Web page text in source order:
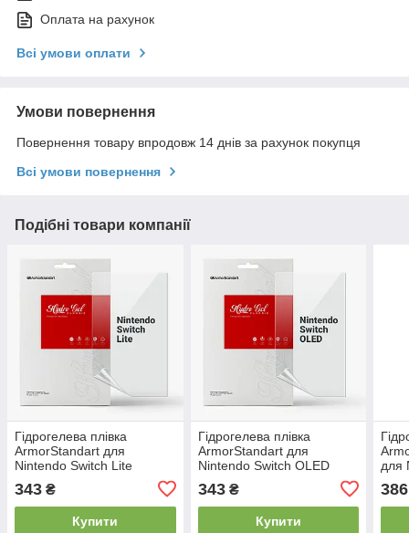
Оплата на рахунок
Всі умови оплати
Умови повернення
Повернення товару впродовж 14 днів за рахунок покупця
Всі умови повернення
Подібні товари компанії
Гідрогелева плівка
ArmorStandart для
Nintendo Switch Lite
343 ₴
Купити
Гідрогелева плівка
ArmorStandart для
Nintendo Switch OLED
343₴
Купити
для
386